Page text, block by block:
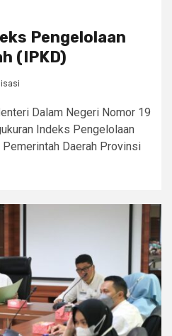
Pengelolaan
(IPKD)
Dalam Negeri Nomor 19
Indeks Pengelolaan
Pemerintah Daerah Provinsi